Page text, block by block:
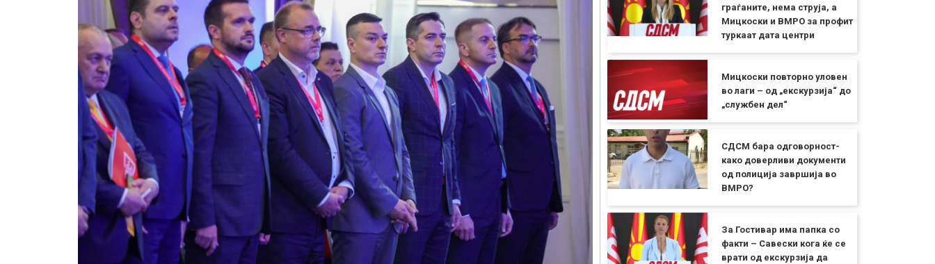
граѓаните, нема струја, а
Мицкоски и ВМРО за профит
туркаат дата центри
Мицкоски повторно уловен
во лаги – од „екскурзија“ до
„службен дел“
СДСМ бара одговорност-
како доверливи документи
од полиција завршија во
ВМРО?
За Гостивар има папка со
факти – Савески кога ќе се
врати од екскурзија да